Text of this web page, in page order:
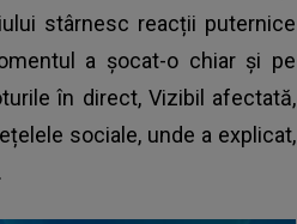
stârnesc reacții puternice
a șocat-o chiar și pe
în direct, Vizibil afectată,
sociale, unde a explicat,